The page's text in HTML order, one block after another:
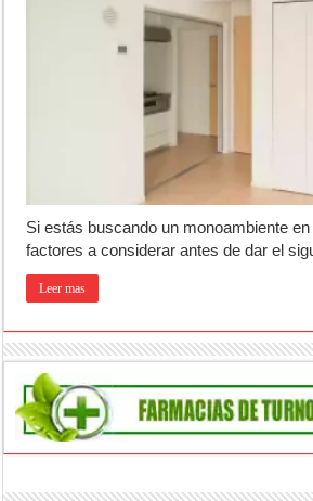
Patentes: La Provincia lanzó un asistente
Corte de energía en Olivera: cuándo será y
Detuvieron a la mujer que acompañaba al
El pronóstico anticipa una semana que
Teatro El Galpón sufrió un robo y pide ayuda
Si estás buscando un monoambiente
factores a considerar antes de dar el
Leer mas